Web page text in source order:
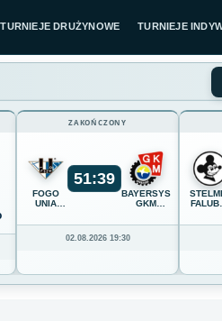
TURNIEJE DRUŻYNOWE TURNIEJE
ZAKOŃCZONY
FOGO
UNIA
51:39
BAYERSYSTEM
GKM
02.08.2026 19:30